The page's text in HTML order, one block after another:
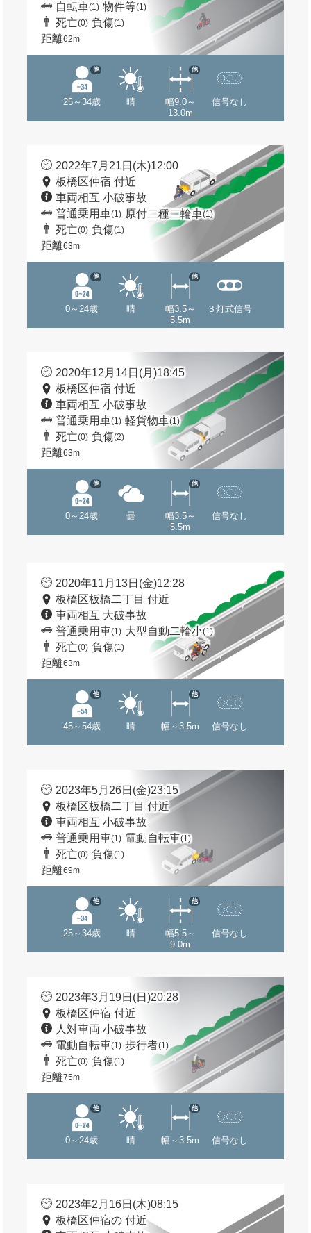
自転車(1) 物件等(1)
死亡(0) 負傷(1)
距離62m
25～34歳
他
晴
幅9.0～
13.0m
他
信号なし
2022年7月21日(木)12:00
板橋区仲宿 付近
車両相互 小破事故
普通乗用車(1) 原付二種二輪車(1)
死亡(0) 負傷(1)
距離63m
0～24歳
他
晴
幅3.5～
5.5m
他
３灯式信号
2020年12月14日(月)18:45
板橋区仲宿 付近
車両相互 小破事故
普通乗用車(1) 軽貨物車(1)
死亡(0) 負傷(2)
距離63m
0～24歳
他
曇
幅3.5～
5.5m
他
信号なし
2020年11月13日(金)12:28
板橋区板橋二丁目 付近
車両相互 大破事故
普通乗用車(1) 大型自動二輪小(1)
死亡(0) 負傷(1)
距離63m
45～54歳
他
晴 幅～3.5m
他
信号なし
2023年5月26日(金)23:15
板橋区板橋二丁目 付近
車両相互 小破事故
普通乗用車(1) 電動自転車(1)
死亡(0) 負傷(1)
距離69m
25～34歳
他
晴
幅5.5～
9.0m
他
信号なし
2023年3月19日(日)20:28
板橋区仲宿 付近
人対車両 小破事故
電動自転車(1) 歩行者(1)
死亡(0) 負傷(1)
距離75m
0～24歳
他
晴 幅～3.5m
他
信号なし
2023年2月16日(木)08:15
板橋区仲宿の 付近